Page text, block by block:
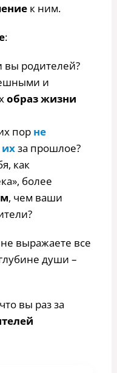
к ним.
:
родителей?
и
образ жизни
пор не
за прошлое?
как
более
, чем ваши
выражаете все
души –
вы раз за